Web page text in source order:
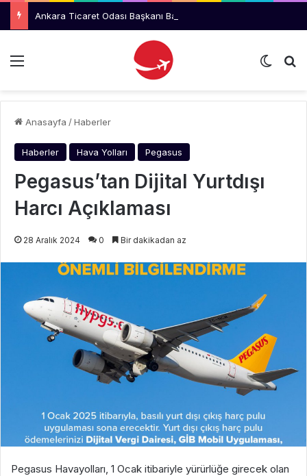
Menü Dış
Anasayfa /Haberler
Haberler Hava Yolları Pegasus
Pegasus’tan Dijital Yurtdışı
Harcı Açıklaması
28 Aralık 2024 0 Bir dakikadan az
Pegasus Havayolları, 1 Ocak itibariyle yürürlüğe girecek olan